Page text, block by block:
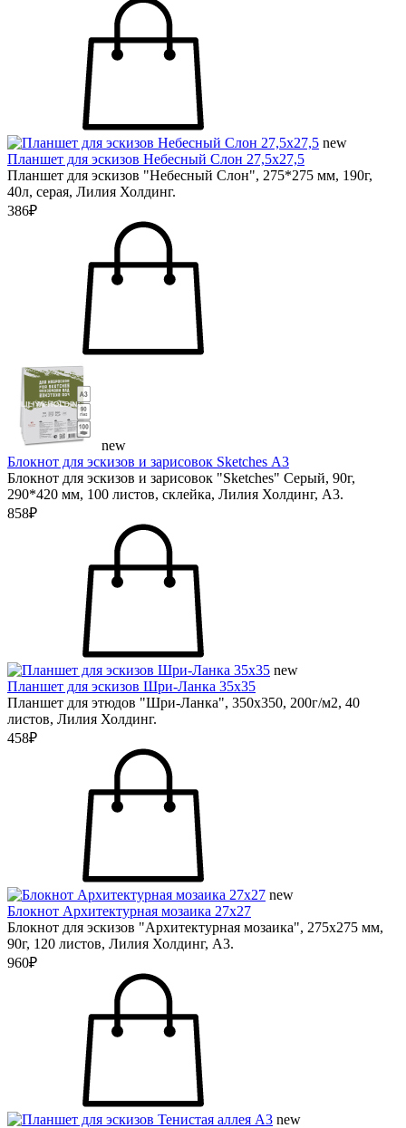
new
Планшет для эскизов Небесный Слон 27,5х27,5
Планшет для эскизов "Небесный Слон", 275*275 мм, 190г,
40л, серая, Лилия Холдинг.
386₽
new
Блокнот для эскизов и зарисовок Sketches А3
Блокнот для эскизов и зарисовок "Sketches" Серый, 90г,
290*420 мм, 100 листов, склейка, Лилия Холдинг, А3.
858₽
new
Планшет для эскизов Шри-Ланка 35х35
Планшет для этюдов "Шри-Ланка", 350х350, 200г/м2, 40
листов, Лилия Холдинг.
458₽
new
Блокнот Архитектурная мозаика 27х27
Блокнот для эскизов "Архитектурная мозаика", 275х275 мм,
90г, 120 листов, Лилия Холдинг, А3.
960₽
new